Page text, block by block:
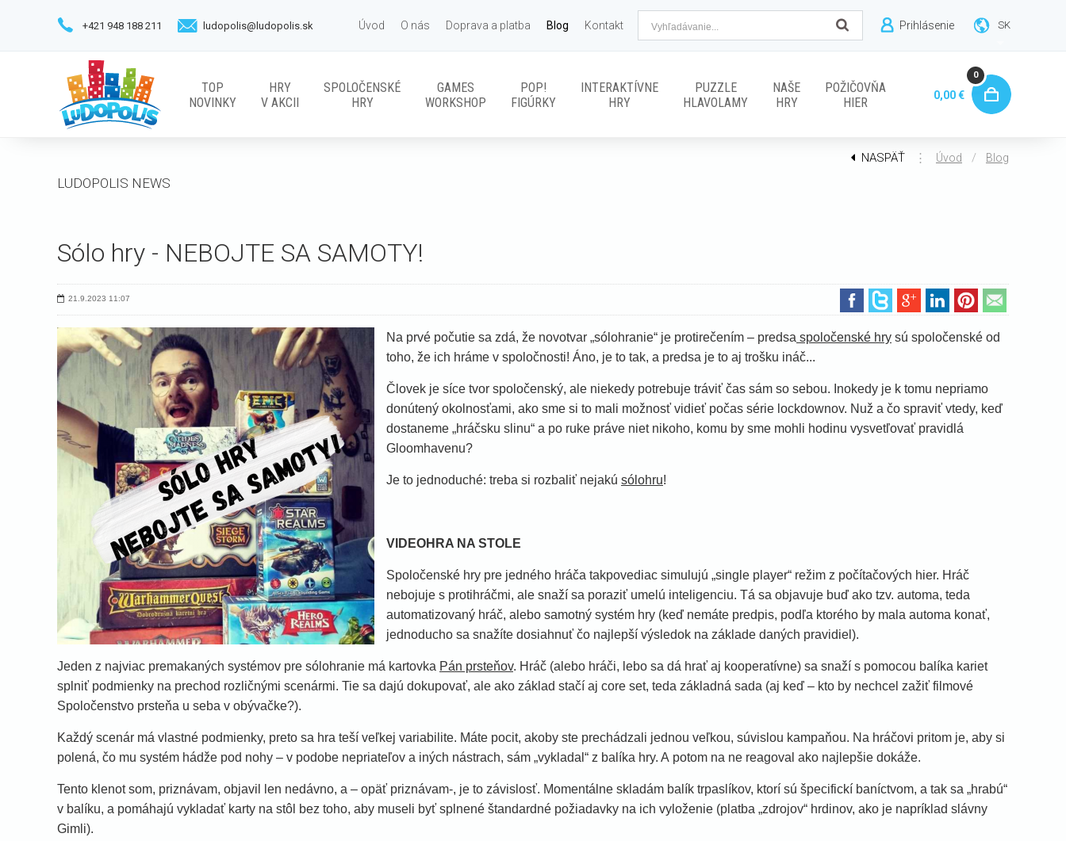
SK
Úvod O nás Doprava a platba Blog Kontakt
TOP
NOVINKY
HRY
V AKCII
SPOLOČENSKÉ
HRY
GAMES
WORKSHOP
POP!
FIGÚRKY
INTERAKTÍVNE
HRY
PUZZLE
HLAVOLAMY
NAŠE
HRY
POŽIČOVŇA
HIER
Prihlásenie
+421 948 188 211 ludopolis@ludopolis.sk
0,00 €
0
NASPÄŤ ⋮ Úvod / Blog
LUDOPOLIS NEWS
Sólo hry - NEBOJTE SA SAMOTY!
21.9.2023 11:07
Na prvé počutie sa zdá, že novotvar „sólohranie“ je protirečením – predsa spoločenské hry sú spoločenské od
toho, že ich hráme v spoločnosti! Áno, je to tak, a predsa je to aj trošku ináč...
Človek je síce tvor spoločenský, ale niekedy potrebuje tráviť čas sám so sebou. Inokedy je k tomu nepriamo
donútený okolnosťami, ako sme si to mali možnosť vidieť počas série lockdownov. Nuž a čo spraviť vtedy, keď
dostaneme „hráčsku slinu“ a po ruke práve niet nikoho, komu by sme mohli hodinu vysvetľovať pravidlá
Gloomhavenu?
Je to jednoduché: treba si rozbaliť nejakú sólohru!
VIDEOHRA NA STOLE
Spoločenské hry pre jedného hráča takpovediac simulujú „single player“ režim z počítačových hier. Hráč
nebojuje s protihráčmi, ale snaží sa poraziť umelú inteligenciu. Tá sa objavuje buď ako tzv. automa, teda
automatizovaný hráč, alebo samotný systém hry (keď nemáte predpis, podľa ktorého by mala automa konať,
jednoducho sa snažíte dosiahnuť čo najlepší výsledok na základe daných pravidiel).
Jeden z najviac premakaných systémov pre sólohranie má kartovka Pán prsteňov. Hráč (alebo hráči, lebo sa dá hrať aj kooperatívne) sa snaží s pomocou balíka kariet
splniť podmienky na prechod rozličnými scenármi. Tie sa dajú dokupovať, ale ako základ stačí aj core set, teda základná sada (aj keď – kto by nechcel zažiť filmové
Spoločenstvo prsteňa u seba v obývačke?).
Každý scenár má vlastné podmienky, preto sa hra teší veľkej variabilite. Máte pocit, akoby ste prechádzali jednou veľkou, súvislou kampaňou. Na hráčovi pritom je, aby si
polená, čo mu systém hádže pod nohy – v podobe nepriateľov a iných nástrach, sám „vykladal“ z balíka hry. A potom na ne reagoval ako najlepšie dokáže.
Tento klenot som, priznávam, objavil len nedávno, a – opäť priznávam-, je to závislosť. Momentálne skladám balík trpaslíkov, ktorí sú špecifickí baníctvom, a tak sa „hrabú“
v balíku, a pomáhajú vykladať karty na stôl bez toho, aby museli byť splnené štandardné požiadavky na ich vyloženie (platba „zdrojov“ hrdinov, ako je napríklad slávny
Gimli).